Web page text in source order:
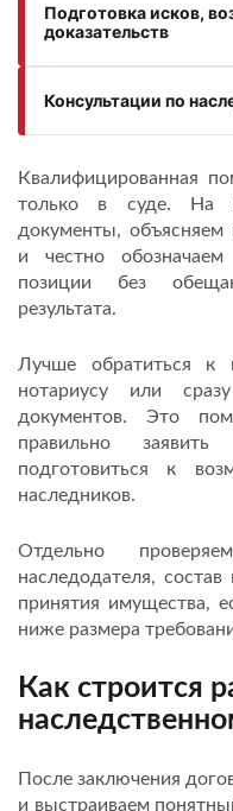
Подготовка исков,
доказательств
Консультации по
Квалифицированная
только в суде. На
документы, объясняем
и честно
позиции без
результата.
Лучше обратиться к
нотариусу или
документов. Это
правильно
подготовиться к
наследников.
Отдельно
наследодателя,
принятия имущества,
ниже размера
Как строится
После заключения
и выстраиваем